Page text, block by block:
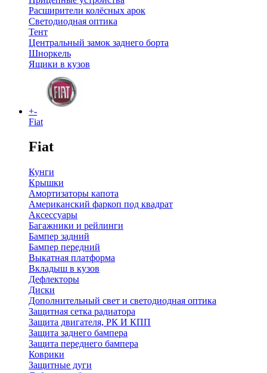
Расширители колёсных арок
Светодиодная оптика
Тент
Центральный замок заднего борта
Шноркель
Ящики в кузов
+-
Fiat
Fiat
Кунги
Крышки
Амортизаторы капота
Американский фаркоп под квадрат
Аксессуары
Багажники и рейлинги
Бампер задний
Бампер передний
Выкатная платформа
Вкладыш в кузов
Дефлекторы
Диски
Дополнительный свет и светодиодная оптика
Защитная сетка радиатора
Защита двигателя, РК И КПП
Защита заднего бампера
Защита переднего бампера
Коврики
Защитные дуги